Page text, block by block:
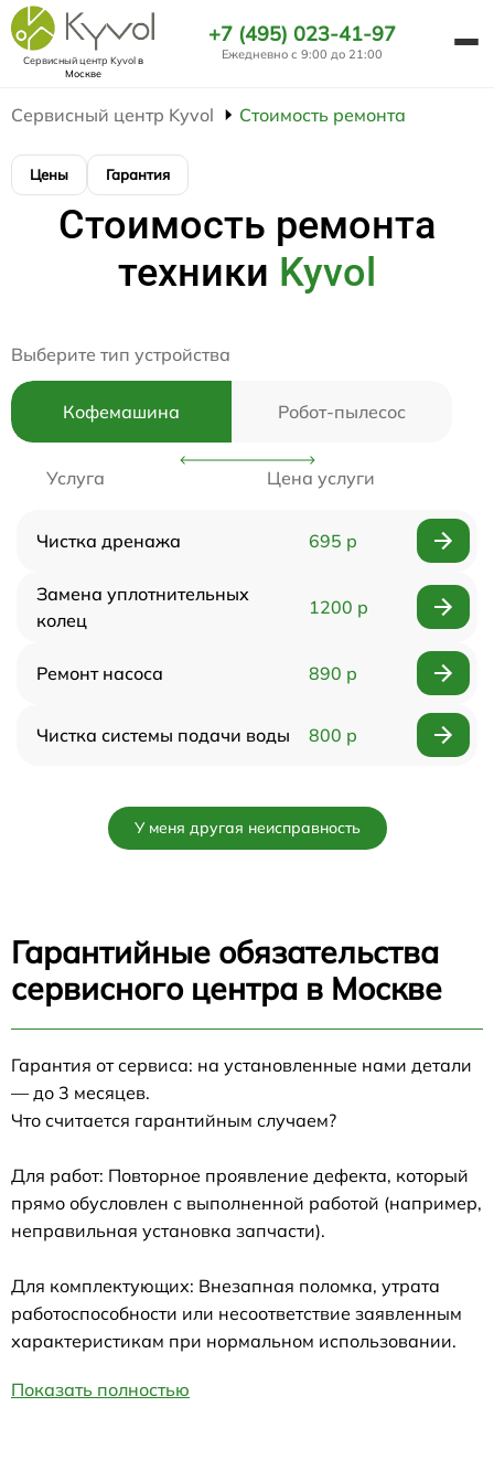
Сервисный центр Kyvolв
Москве
+7 (495) 023-41-97
Ежедневно с 9:00 до 21:00
Сервисный центр Kyvol Стоимость ремонта
Цены Гарантия
Стоимость ремонта
техники Kyvol
Выберите тип устройства
Кофемашина Робот-пылесос
Услуга Цена услуги
Чистка дренажа 695 р
Замена уплотнительных
колец
1200 р
Ремонт насоса 890 р
Чистка системы подачи воды 800 р
У меня другая неисправность
Гарантийные обязательства
сервисного центра в Москве
Гарантия от сервиса: на установленные нами детали
— до 3 месяцев.
Что считается гарантийным случаем?
Для работ: Повторное проявление дефекта, который
прямо обусловлен с выполненной работой (например,
неправильная установка запчасти).
Для комплектующих: Внезапная поломка, утрата
работоспособности или несоответствие заявленным
характеристикам при нормальном использовании.
Показать полностью